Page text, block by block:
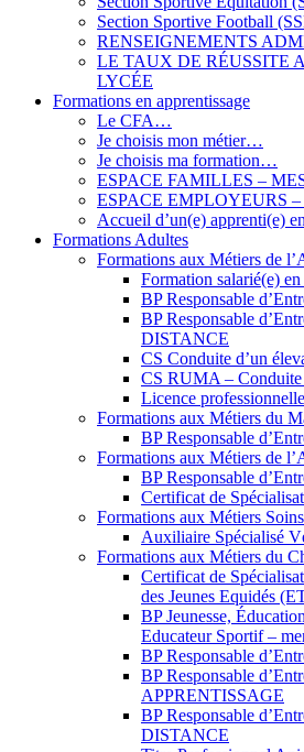
Section Sportive Football
RENSEIGNEMENTS
LE TAUX DE RÉUSSITE
LYCÉE
Formations en apprentissage
Le CFA…
Je choisis mon métier…
Je choisis ma formation…
ESPACE FAMILLES –
ESPACE EMPLOYEURS
Accueil d’un(e) apprenti(e)
Formations Adultes
Formations aux Métiers de
Formation salarié(e)
BP Responsable
BP Responsable
DISTANCE
CS Conduite d’un
CS RUMA – Conduite
Licence
Formations aux Métiers du
BP Responsable
Formations aux Métiers de
BP Responsable
Certificat de
Formations aux Métiers
Auxiliaire Spécialisé
Formations aux Métiers du
Certificat de
des Jeunes Equidés
BP Jeunesse,
Educateur Sportif –
BP Responsable
BP Responsable
APPRENTISSAGE
BP Responsable
DISTANCE